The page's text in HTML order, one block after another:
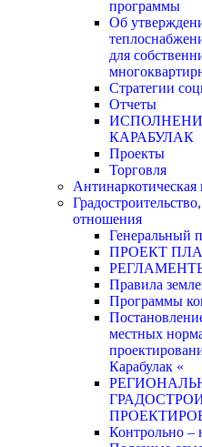
программы
Об
для
Стратегии
Отчеты
КАРАБУЛАК
Проекты
Торговля
Антинаркотическая
отношения
Генеральный
ПРОЕКТ
Правила
Программы
местных
Карабулак «
Контрольно –